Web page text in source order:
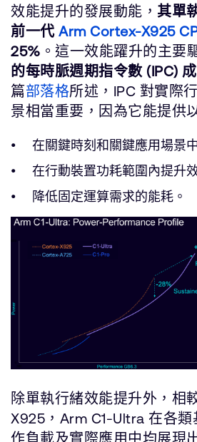
效能提升的發展動能， 其單
前一代 Arm Cortex-X925
25% 。這一效能躍升的主要
的每時脈週期指令數 (IPC)
篇部落格所述，IPC 對實際
景相當重要，因為它能提供
在關鍵時刻和關鍵應用場景
在行動裝置功耗範圍內提升
降低固定運算需求的能耗。
除單執行緒效能提升外，相
X925，Arm C1-Ultra 在各類
作負載及實際應用中均展現